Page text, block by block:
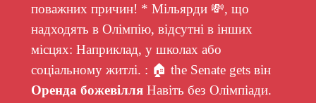
поважних причин! * Мільярди 💸, що
надходять в Олімпію, відсутні в інших
місцях: Наприклад, у школах або
соціальному житлі. : 🏠 the Senate gets він
Оренда божевілляНавіть без Олімпіади.